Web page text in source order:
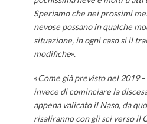
Speriamo che nei prossimi
nevose possano in qualche
situazione, in ogni caso si il
modifiche».
«Come già previsto nel 2019–
invece di cominciare la
appena valicato il Naso, da
risaliranno con gli sci verso il